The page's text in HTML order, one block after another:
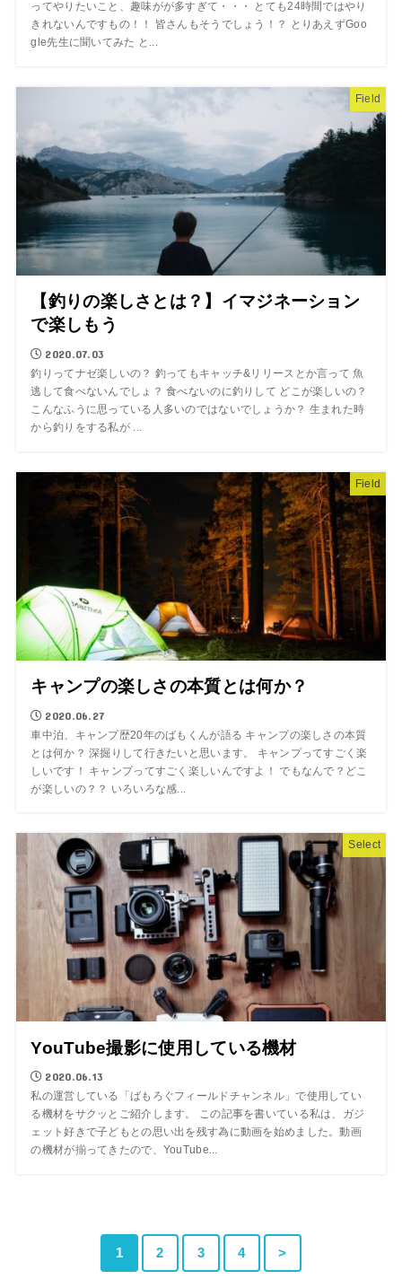
ってやりたいこと、趣味がが多すぎて・・・ とても24時間ではやり
きれないんですもの！！ 皆さんもそうでしょう！？ とりあえずGoo
gle先生に聞いてみた と...
Field
【釣りの楽しさとは？】イマジネーション
で楽しもう
2020.07.03
釣りってナゼ楽しいの？ 釣ってもキャッチ&リリースとか言って 魚
逃して食べないんでしょ？ 食べないのに釣りして どこが楽しいの？
こんなふうに思っている人多いのではないでしょうか？ 生まれた時
から釣りをする私が ...
Field
キャンプの楽しさの本質とは何か？
2020.06.27
車中泊、キャンプ歴20年のばもくんが語る キャンプの楽しさの本質
とは何か？ 深掘りして行きたいと思います。 キャンプってすごく楽
しいです！ キャンプってすごく楽しいんですよ！ でもなんで？どこ
が楽しいの？？ いろいろな感...
Select
YouTube撮影に使用している機材
2020.06.13
私の運営している「ばもろぐフィールドチャンネル」で使用してい
る機材をサクッとご紹介します。 この記事を書いている私は、ガジ
ェット好きで子どもとの思い出を残す為に動画を始めました。動画
の機材が揃ってきたので、YouTube...
1 2 3 4 >